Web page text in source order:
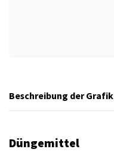
Beschreibung der Grafik
Düngemittel